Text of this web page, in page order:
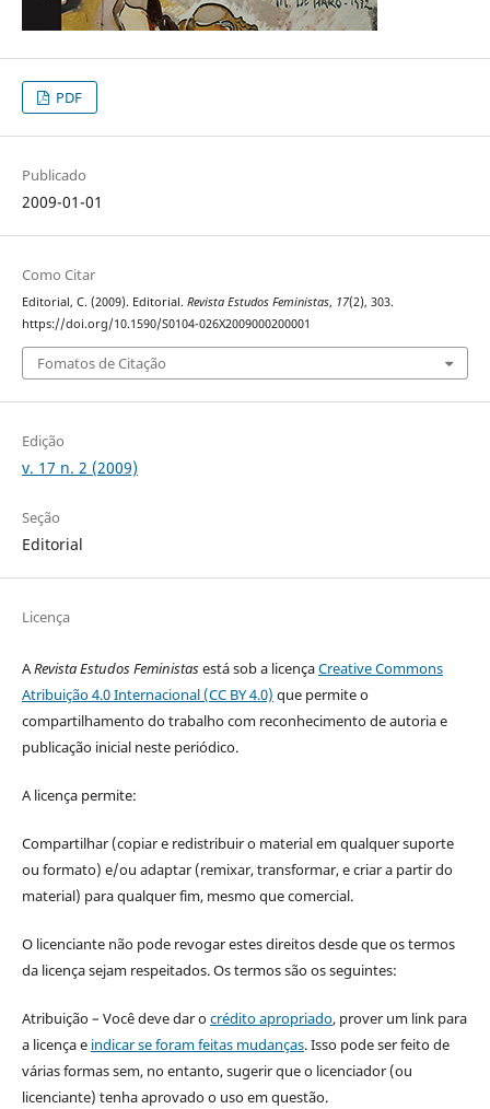
PDF
Publicado
2009-01-01
Como Citar
Editorial, C. (2009). Editorial. Revista Estudos Feministas, 17(2), 303.
https://doi.org/10.1590/S0104-026X2009000200001
Fomatos de Citação
Edição
v. 17 n. 2 (2009)
Seção
Editorial
Licença
ARevista Estudos Feministasestá sob a licençaCreative Commons
Atribuição 4.0 Internacional (CC BY 4.0) que permite o
compartilhamento do trabalho com reconhecimento de autoria e
publicação inicial neste periódico.
A licença permite:
Compartilhar (copiar e redistribuir o material em qualquer suporte
ou formato) e/ou adaptar (remixar, transformar, e criar a partir do
material) para qualquer fim, mesmo que comercial.
O licenciante não pode revogar estes direitos desde que os termos
da licença sejam respeitados. Os termos são os seguintes:
Atribuição – Você deve dar ocrédito apropriado, prover um link para
a licença e indicar se foram feitas mudanças. Isso pode ser feito de
várias formas sem, no entanto, sugerir que o licenciador (ou
licenciante) tenha aprovado o uso em questão.